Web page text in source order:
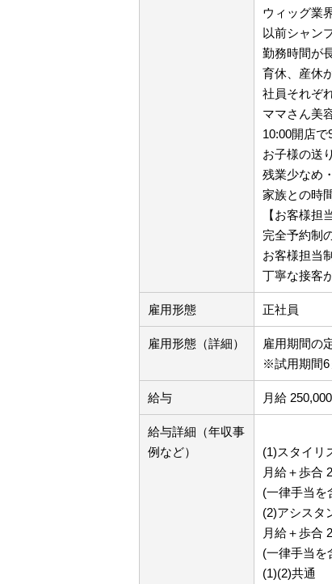
ウィッグ業
以前シャン
勤務時間が
育休、産休
社員それぞ
ママさん美
10:00開店
お子様の送
残業少なめ
家族との時
【お客様担
完全予約制
お客様担当
丁寧な接客
雇用形態 正社員
雇用形態（詳細）
雇用期間の
※試用期間6
給与 月給
給与詳細（年収事
例など）
(1)スタイリ
月給＋歩合
(一律手当を
(2)アシスタ
月給＋歩合
(一律手当を
(1)(2)共通